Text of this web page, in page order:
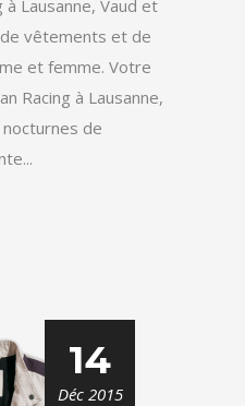
à Lausanne, Vaud et
vêtements et de
et femme. Votre
Racing à Lausanne,
de
14
Déc 2015